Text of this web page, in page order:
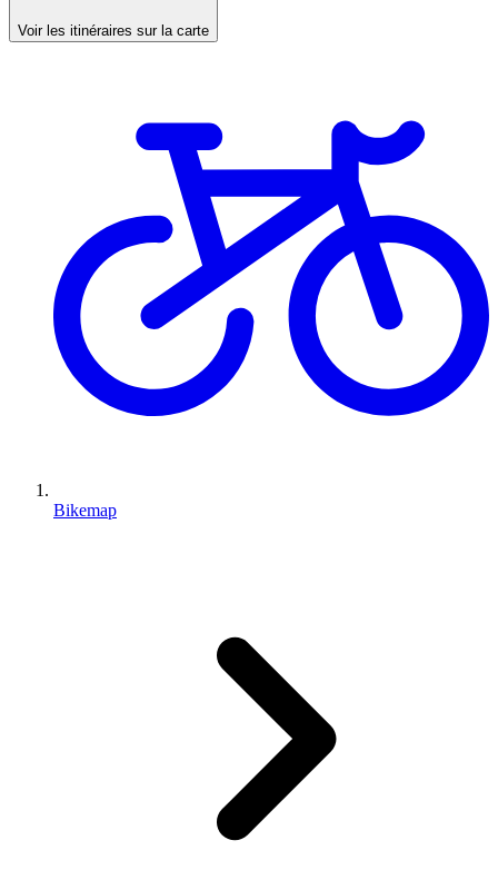
Voir les itinéraires sur la carte
Bikemap